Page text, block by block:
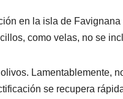
en la isla de
como velas, no se
Lamentablemente,
se recupera